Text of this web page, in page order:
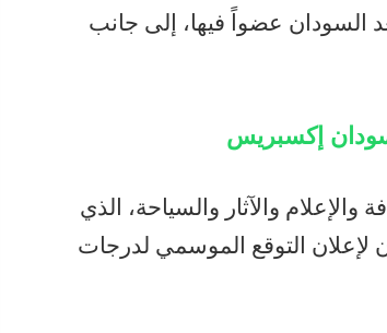
السودان عضواً فيها، إلى جانب
إكسبريس
رقم (56) لوزارة الثقافة والإعلام والآثار والسياحة، الذي
لإعلان التوقع الموسمي لدرجات